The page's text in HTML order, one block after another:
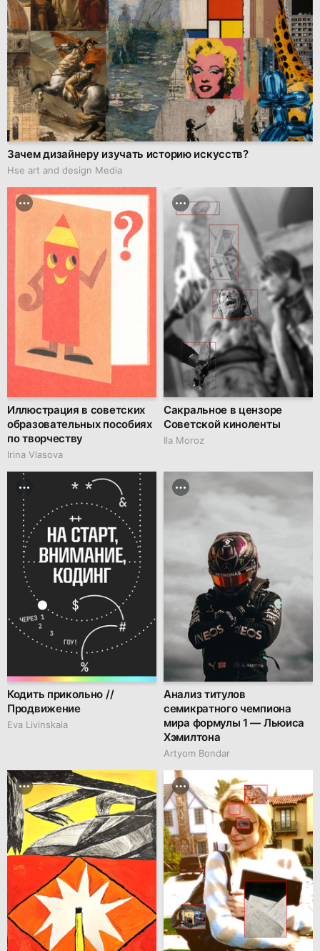
Зачем дизайнеру изучать историю искусств?
Hse art and design Media
Иллюстрация в советских
образовательных пособиях
по творчеству
Irina Vlasova
Сакральное в цензоре
Советской киноленты
Ila Moroz
Кодить прикольно //
Продвижение
Eva Livinskaia
Анализ титулов
семикратного чемпиона
мира формулы 1 — Льюиса
Хэмилтона
Artyom Bondar